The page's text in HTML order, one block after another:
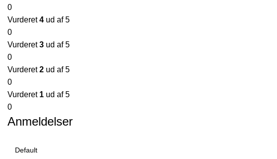
0
Vurderet4 ud af 5
0
Vurderet3 ud af 5
0
Vurderet2 ud af 5
0
Vurderet 1 ud af 5
0
Anmeldelser